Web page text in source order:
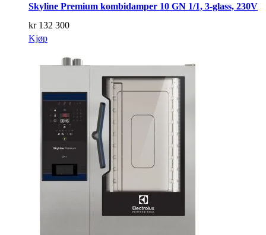
Skyline Premium kombidamper 10 GN 1/1, 3-glass, 230V
kr132 300
Kjøp